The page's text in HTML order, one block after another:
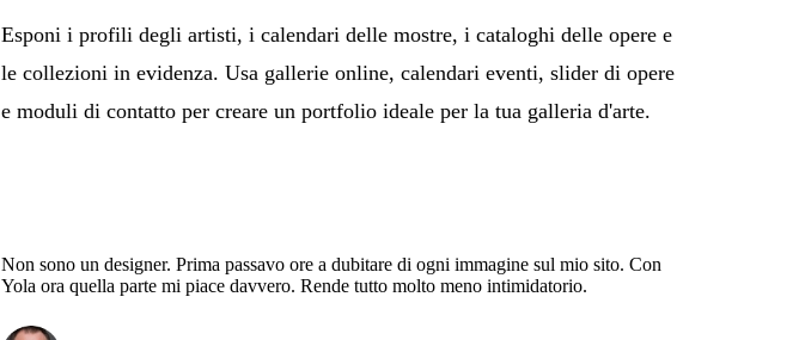
Esponi i profili degli artisti, i calendari delle mostre, i cataloghi delle opere e
le collezioni in evidenza. Usa gallerie online, calendari eventi, slider di opere
e moduli di contatto per creare un portfolio ideale per la tua galleria d'arte.
Non sono un designer. Prima passavo ore a dubitare di ogni immagine sul mio sito. Con
Yola ora quella parte mi piace davvero. Rende tutto molto meno intimidatorio.